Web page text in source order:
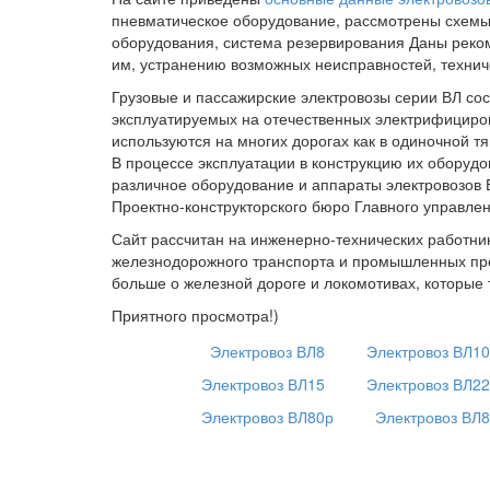
пневматическое оборудование, рассмотрены
оборудования, система резервирования Даны
им, устранению возможных неисправностей,
Грузовые и пассажирские электровозы серии ВЛ
эксплуатируемых на отечественных
используются на многих дорогах как в одиночной
В процессе эксплуатации в конструкцию их
различное оборудование и аппараты
Проектно-конструкторского бюро Главного
Сайт рассчитан на инженерно-технических
железнодорожного транспорта и промышленных
больше о железной дороге и локомотивах, которые
Приятного просмотра!)
Электровоз ВЛ8
Электровоз ВЛ10
Электровоз ВЛ15
Электровоз
Электровоз ВЛ80р
Электровоз